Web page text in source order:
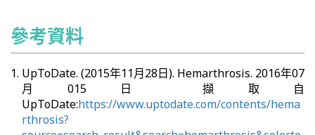
參考資料
UpToDate. (2015年11月28日). Hemarthrosis. 2016年07
月015日 擷取自
UpToDate:https://www.uptodate.com/contents/hema
rthrosis?